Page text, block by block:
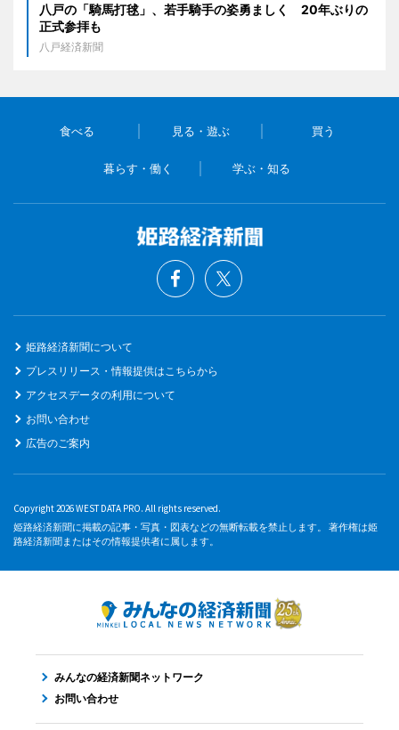
八戸の「騎馬打毬」、若手騎手の姿勇ましく 20年ぶりの
正式参拝も
八戸経済新聞
食べる 見る・遊ぶ 買う
暮らす・働く 学ぶ・知る
姫路経済新聞について
プレスリリース・情報提供はこちらから
アクセスデータの利用について
お問い合わせ
広告のご案内
Copyright 2026 WEST DATA PRO. All rights reserved.
姫路経済新聞に掲載の記事・写真・図表などの無断転載を禁止します。 著作権は姫
路経済新聞またはその情報提供者に属します。
みんなの経済新聞ネットワーク
お問い合わせ